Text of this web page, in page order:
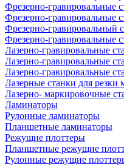
Фрезерно-гравировальные
Фрезерно-гравировальные
Фрезерно-
Фрезерно-гравировальные
Лазерно-гравировальные
Лазерно-гравировальные
Лазерно-гравировальные
Лазерные станки для резки
Лазерно- маркировочные
Ламинаторы
Рулонные ламинаторы
Планшетные ламинаторы
Режущие плоттеры
Планшетные режущие
Рулонные режущие